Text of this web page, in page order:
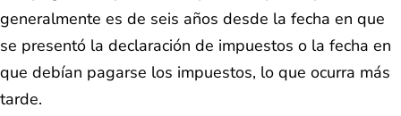
generalmente es de seis años desde la fecha en que
se presentó la declaración de impuestos o la fecha en
que debían pagarse los impuestos, lo que ocurra más
tarde.